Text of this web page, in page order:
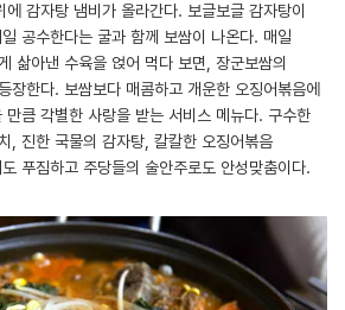
감자탕 냄비가 올라간다. 보글보글 감자탕이
공수한다는 굴과 함께 보쌈이 나온다. 매일
삶아낸 수육을 얹어 먹다 보면, 장군보쌈의
장한다. 보쌈보다 매콤하고 개운한 오징어볶음에
만큼 각별한 사랑을 받는 서비스 메뉴다. 구수한
, 진한 국물의 감자탕, 칼칼한 오징어볶음
푸짐하고 주당들의 술안주로도 안성맞춤이다.